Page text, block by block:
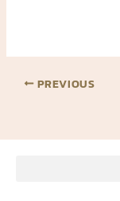
PREVIOUS